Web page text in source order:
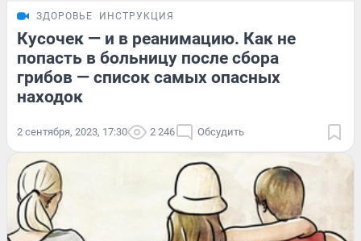
ЗДОРОВЬЕ ИНСТРУКЦИЯ
Кусочек — и в реанимацию. Как не
попасть в больницу после сбора
грибов — список самых опасных
находок
2 сентября, 2023, 17:30 2 246 Обсудить